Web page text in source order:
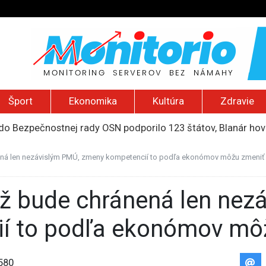
Šport Ekonomika Kultúra Zdravie
Bezpečnostnej rady OSN podporilo 123 štátov, Blanár
stretne s obeťami sexuálneho zneužívania kňazmi
len nezávislým PMÚ, zmeny kompetencií to podľa ekonómov môžu zmeniť
to podľa ekonómov